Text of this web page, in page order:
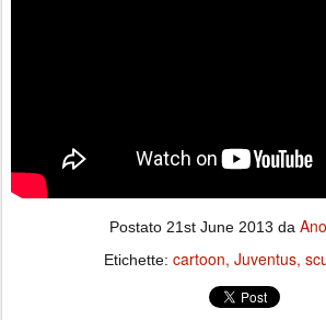
Postato 21st June 2013 da
Etichette: cartoon Juventus